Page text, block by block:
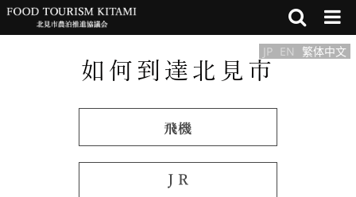
JP EN 繁体中文
如何到達北見市